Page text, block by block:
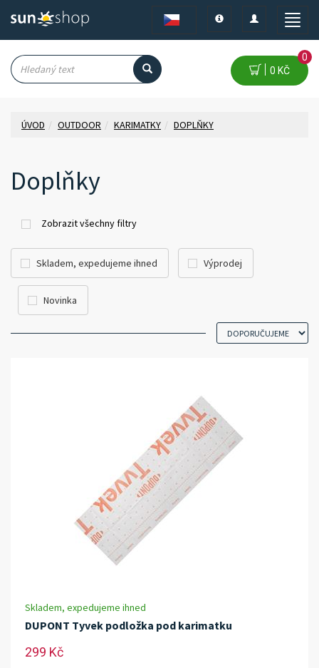
Toggle
Toggle
navigation
Toggle
0 KČ
0
ÚVOD OUTDOOR KARIMATKY DOPLŇKY
Doplňky
Zobrazit všechny filtry
Skladem, expedujeme ihned Výprodej
Novinka
Skladem, expedujeme ihned
DUPONT Tyvek podložka pod karimatku
299 Kč